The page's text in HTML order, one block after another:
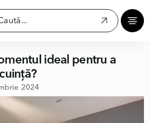
ideal pentru a
2024